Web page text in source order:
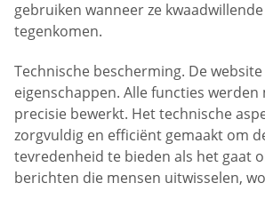
gebruiken wanneer ze
tegenkomen.
Technische bescherming. De
eigenschappen. Alle functies
precisie bewerkt. Het technische
zorgvuldig en efficiënt gemaakt om
tevredenheid te bieden als het gaat
berichten die mensen uitwisselen,